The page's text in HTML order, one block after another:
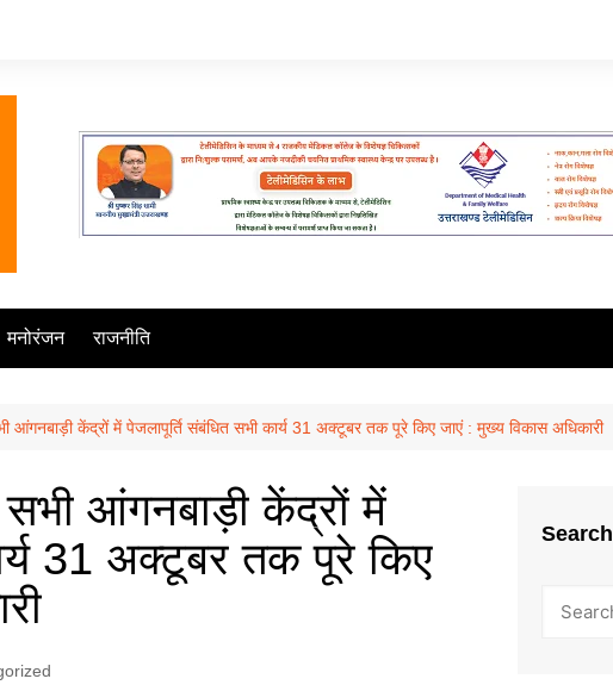
मनोरंजन राजनीति
आंगनबाड़ी केंद्रों में पेजलापूर्ति संबंधित सभी कार्य 31 अक्टूबर तक पूरे किए जाएं : मुख्य विकास अधिकारी
सभी आंगनबाड़ी केंद्रों में
31 अक्टूबर तक पूरे किए
Search